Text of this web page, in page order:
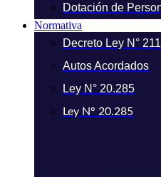
Dotación de
Normativa
Decreto Ley N° 211
Autos Acordados
Ley N° 20.285
Ley N° 20.285